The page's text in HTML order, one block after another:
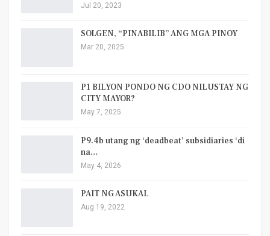
Jul 20, 2023
SOLGEN, “PINABILIB” ANG MGA PINOY
Mar 20, 2025
P1 BILYON PONDO NG CDO NILUSTAY NG
CITY MAYOR?
May 7, 2025
P9.4b utang ng ‘deadbeat’ subsidiaries ‘di
na…
May 4, 2026
PAIT NG ASUKAL
Aug 19, 2022